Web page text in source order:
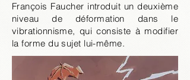
François Faucher introduit un deuxième
niveau de déformation dans le
vibrationnisme, qui consiste à modifier
la forme du sujet lui-même.